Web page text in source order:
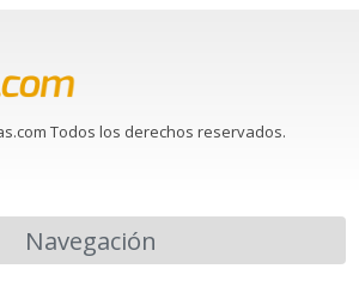
Todos los derechos reservados.
Navegación